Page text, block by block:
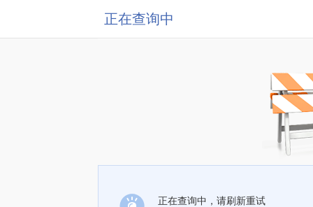
正在查询中
正在查询中，请刷新重试